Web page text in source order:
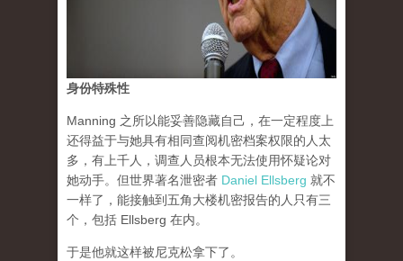
身份特殊性
Manning 之所以能妥善隐藏自己，在一定程度上
还得益于与她具有相同查阅机密档案权限的人太
多，有上千人，调查人员根本无法使用怀疑论对
她动手。但世界著名泄密者 Daniel Ellsberg 就不
一样了，能接触到五角大楼机密报告的人只有三
个，包括 Ellsberg 在内。
于是他就这样被尼克松拿下了。